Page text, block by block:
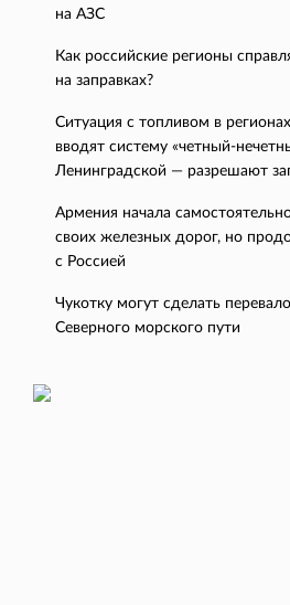
на АЗС
Как российские регионы
на заправках?
Ситуация с топливом в
вводят систему «четный-
Ленинградской — разрешают
Армения начала
своих железных дорог, но
с Россией
Чукотку могут сделать
Северного морского пути